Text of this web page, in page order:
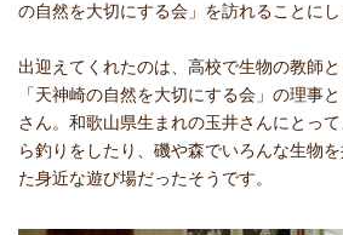
の自然を大切にする会」を訪れることにし
出迎えてくれたのは、高校で生物の教師と
「天神崎の自然を大切にする会」の理事
さん。和歌山県生まれの玉井さんにとっ
ら釣りをしたり、磯や森でいろんな生物
た身近な遊び場だったそうです。